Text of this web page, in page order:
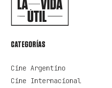
CATEGORÍAS
Cine Argentino
Cine Internacional